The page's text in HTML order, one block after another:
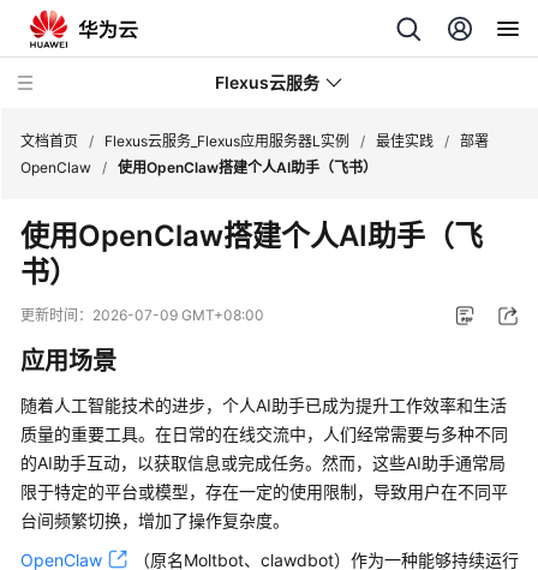
Flexus云服务
最
新
态
产
品
介
绍
文档首页 / Flexus云服务_Flexus应用服务器L实例 / 最佳实践 / 部署
OpenClaw / 使用OpenClaw搭建个人AI助手（飞书）
使用OpenClaw搭建个人AI助手（飞
书）
更新时间： 2026-07-09 GMT+08:00
应用场景
随着人工智能技术的进步，个人AI助手已成为提升工作效率和生活
质量的重要工具。在日常的在线交流中，人们经常需要与多种不同
的AI助手互动，以获取信息或完成任务。然而，这些AI助手通常局
限于特定的平台或模型，存在一定的使用限制，导致用户在不同平
台间频繁切换，增加了操作复杂度。
OpenClaw
（原名Moltbot、clawdbot）作为一种能够持续运行